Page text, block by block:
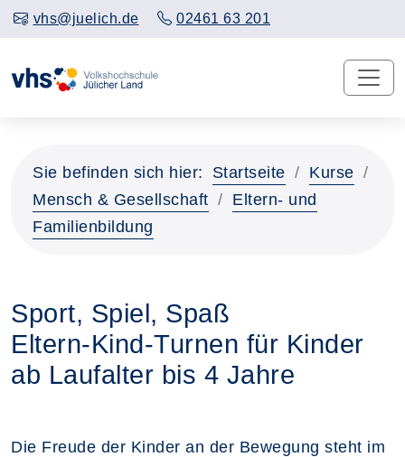
vhs@juelich.de 02461 63 201
Sie befinden sich hier: Startseite
Kurse
Mensch & Gesellschaft
Eltern- und
Familienbildung
Sport, Spiel, Spaß
Eltern-Kind-Turnen für Kinder
ab Laufalter bis 4 Jahre
Die Freude der Kinder an der Bewegung steht im